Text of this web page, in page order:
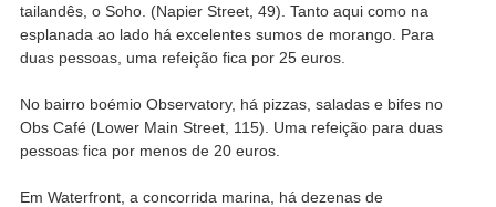
tailandês, o Soho. (Napier Street, 49). Tanto aqui como na
esplanada ao lado há excelentes sumos de morango. Para
duas pessoas, uma refeição fica por 25 euros.
No bairro boémio Observatory, há pizzas, saladas e bifes no
Obs Café (Lower Main Street, 115). Uma refeição para duas
pessoas fica por menos de 20 euros.
Em Waterfront, a concorrida marina, há dezenas de